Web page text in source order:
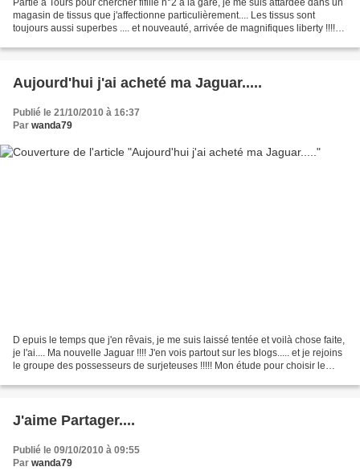
magasin de tissus que j'affectionne particulièrement.... Les tissus sont
toujours aussi superbes .... et nouveauté, arrivée de magnifiques liberty !!!!
Aujourd'hui j'ai acheté ma Jaguar.....
Publié le 21/10/2010 à 16:37
Par wanda79
D epuis le temps que j'en rêvais, je me suis laissé tentée et voilà chose faite,
je l'ai.... Ma nouvelle Jaguar !!!! J'en vois partout sur les blogs..... et je rejoins
le groupe des possesseurs de surjeteuses !!!!! Mon étude pour choisir le
J'aime Partager....
Publié le 09/10/2010 à 09:55
Par wanda79